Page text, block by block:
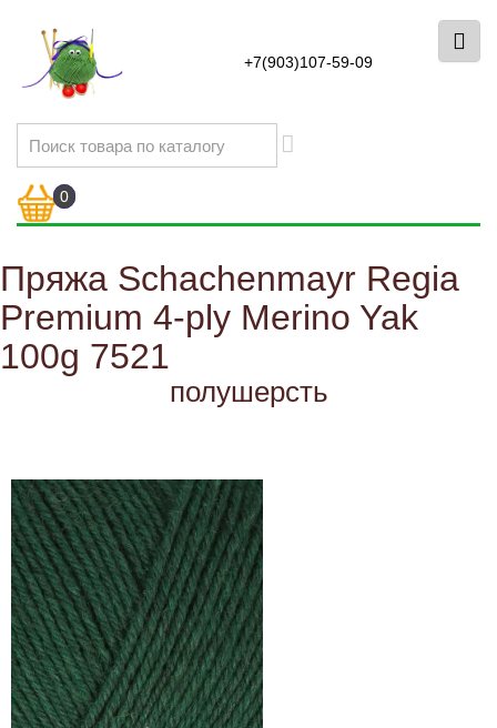
+7(903)107-59-09
0
Пряжа Schachenmayr Regia
Premium 4-ply Merino Yak
100g 7521
полушерсть